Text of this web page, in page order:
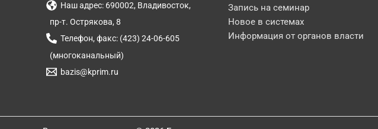
Наш адрес: 690002, Владивосток,
пр-т. Острякова, 8
Телефон, факс: (423) 24-06-605
(многоканальный)
bazis@kprim.ru
Запись на семинар
Новое в системах
Информация от органов власти